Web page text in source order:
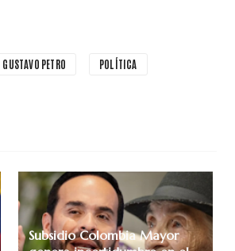
GUSTAVO PETRO POLÍTICA
Subsidio Colombia Mayor